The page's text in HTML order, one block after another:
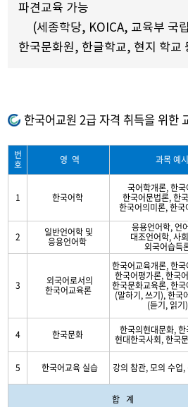
파견교육 가능
(세종학당, KOICA, 교육부 국
한국문화원, 한글학교, 현지 학교
한국어교원 2급 자격 취득을 위한
번
호 영 역 과목 예시
1 한국어학
국어학개론, 한
한국어문법론, 한
한국어의미론, 한국
2 일반언어학 및
응용언어학
응용언어학, 언
대조언어학, 사
외국어습득
3 외국어로서의
한국어교육론
한국어교육개론, 한
한국어평가론, 한국
한국문화교육론, 한
(말하기, 쓰기), 한국
(듣기, 읽기
4 한국문화 한국의현대문화,
현대한국사회, 한국
5 한국어교육 실습 강의 참관, 모의 수업
합 계